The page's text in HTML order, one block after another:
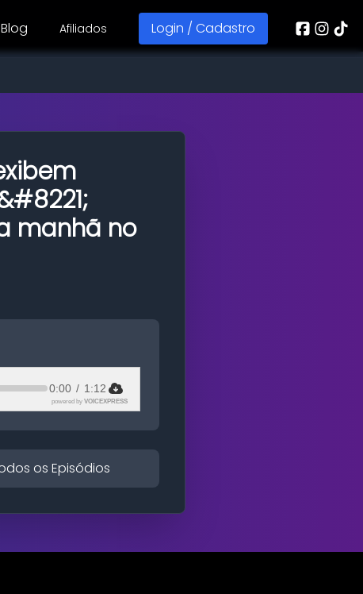
Blog Afiliados Login / Cadastro
manhã no
0:00 / 1:12
powered by VOICEXPRESS
os Episódios